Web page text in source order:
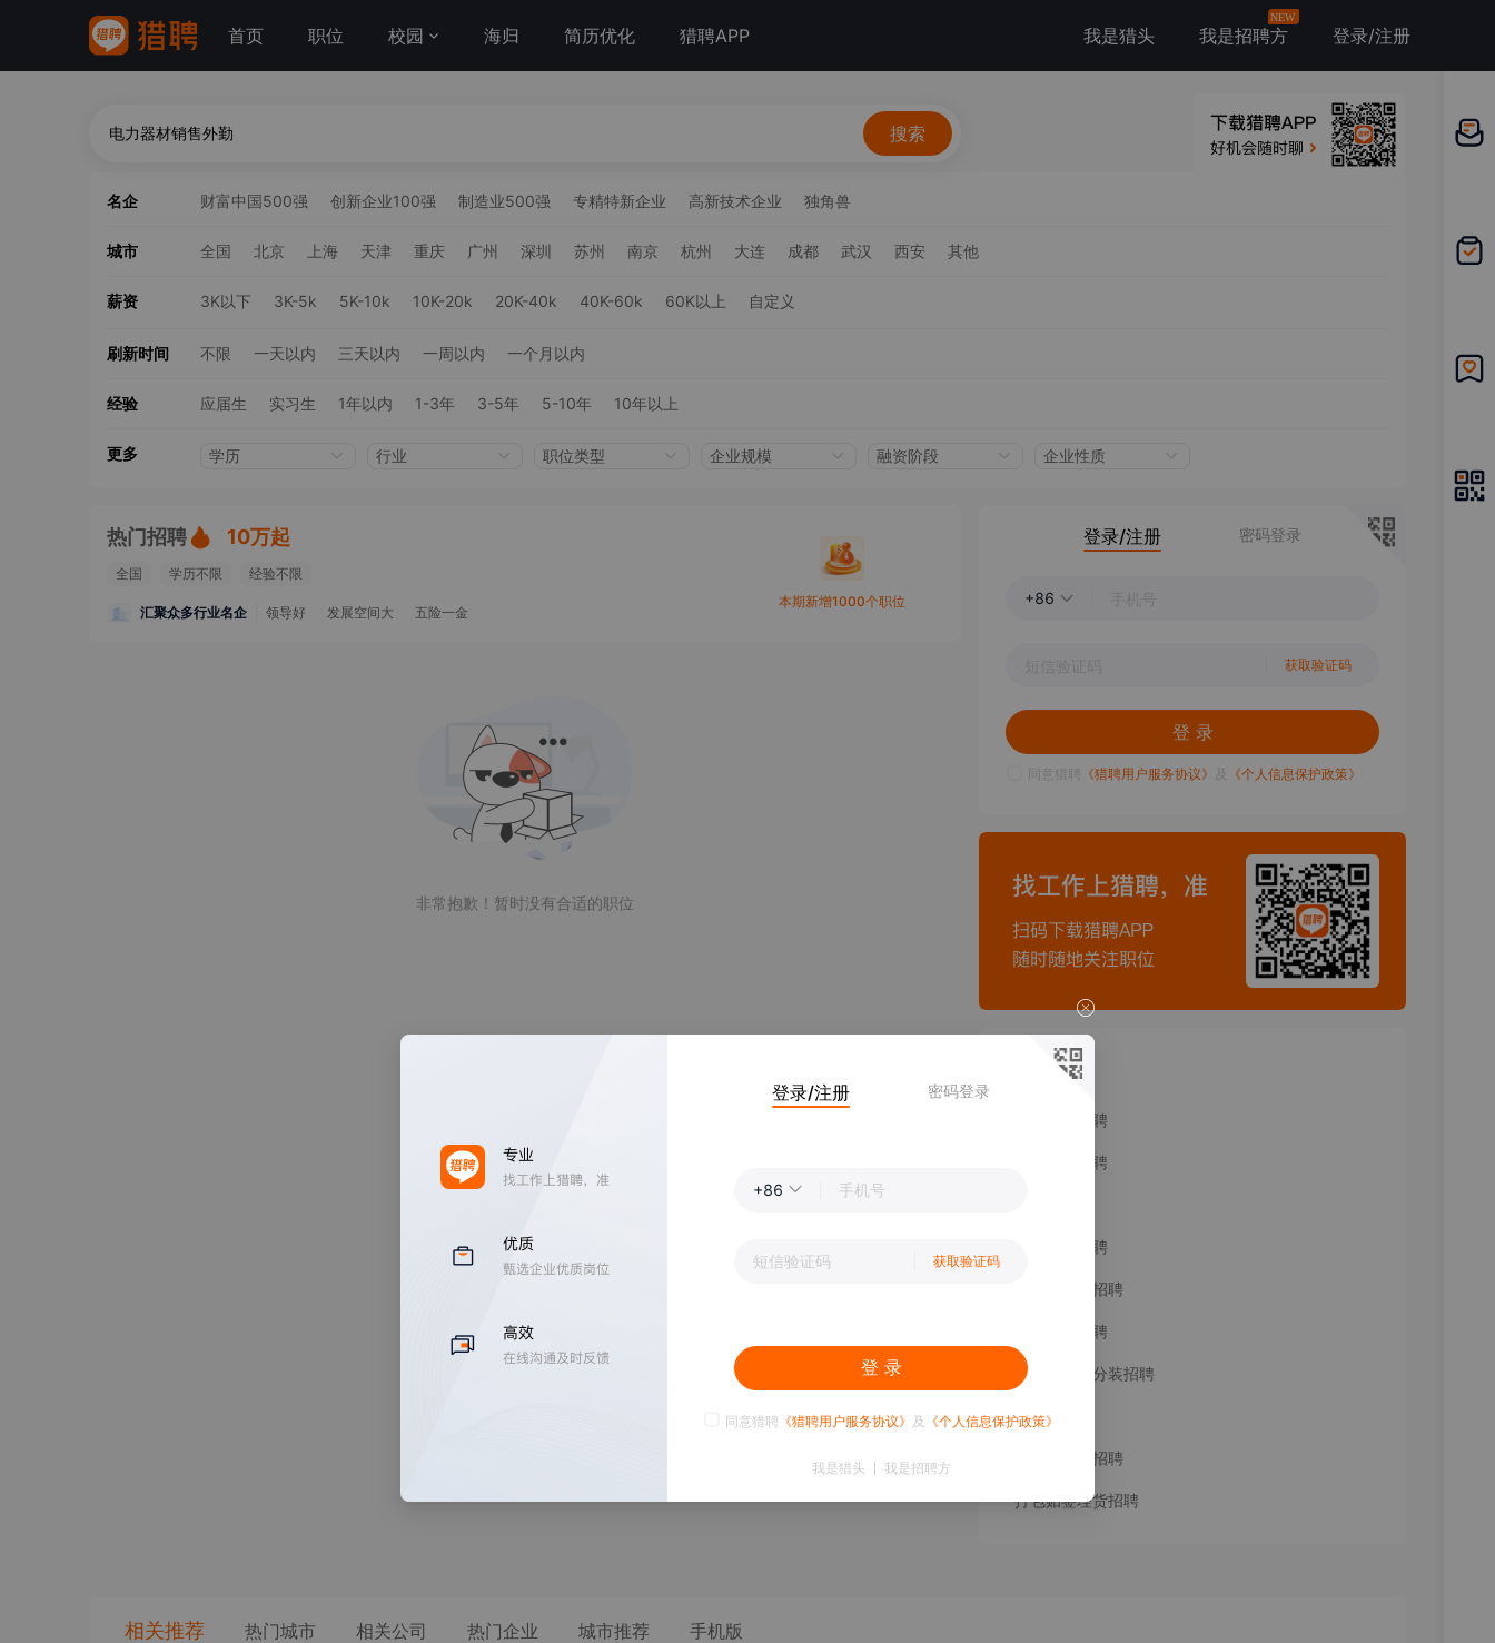
首页 职位 校园 海归 简历优化 猎聘APP 我是猎头 我是招聘方
NEW
登录/注册
搜索
名企 财富中国500强 创新企业100强 制造业500强 专精特新企业 高新技术企业 独角兽
城市 全国 北京 上海 天津 重庆 广州 深圳 苏州 南京 杭州 大连 成都 武汉 西安 其他
薪资 3K以下 3K-5k 5K-10k 10K-20k 20K-40k 40K-60k 60K以上 自定义
刷新时间 不限 一天以内 三天以内 一周以内 一个月以内
经验 应届生 实习生 1年以内 1-3年 3-5年 5-10年 10年以上
更多 学历 行业 职位类型 企业规模 融资阶段 企业性质
热门招聘 10万起
全国 学历不限 经验不限
汇聚众多行业名企 领导好 发展空间大 五险一金
本期新增1000个职位
非常抱歉！暂时没有合适的职位
登录/注册 密码登录
+86
获取验证码
登 录
同意猎聘 《猎聘用户服务协议》 及 《个人信息保护政策》
相关推荐
物流发货招聘
现场理货招聘
卖场理货招聘
临时理货员招聘
发货专员招聘
手机零配件分装招聘
打包招聘
物流辅助工招聘
打包贴签理货招聘
相关推荐 热门城市 相关公司 热门企业 城市推荐 手机版
登录/注册 密码登录
+86
获取验证码
登 录
同意猎聘 《猎聘用户服务协议》 及 《个人信息保护政策》
我是猎头 我是招聘方